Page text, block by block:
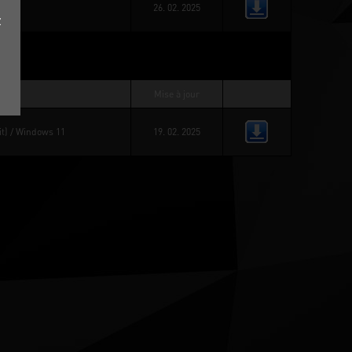
26. 02. 2025
/ Windows 11 19. 02. 2025